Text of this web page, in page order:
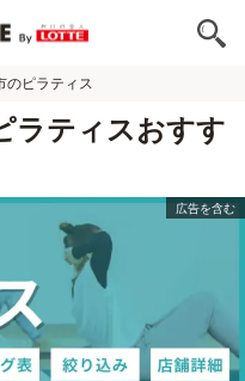
のピラティス
ラティスおすす